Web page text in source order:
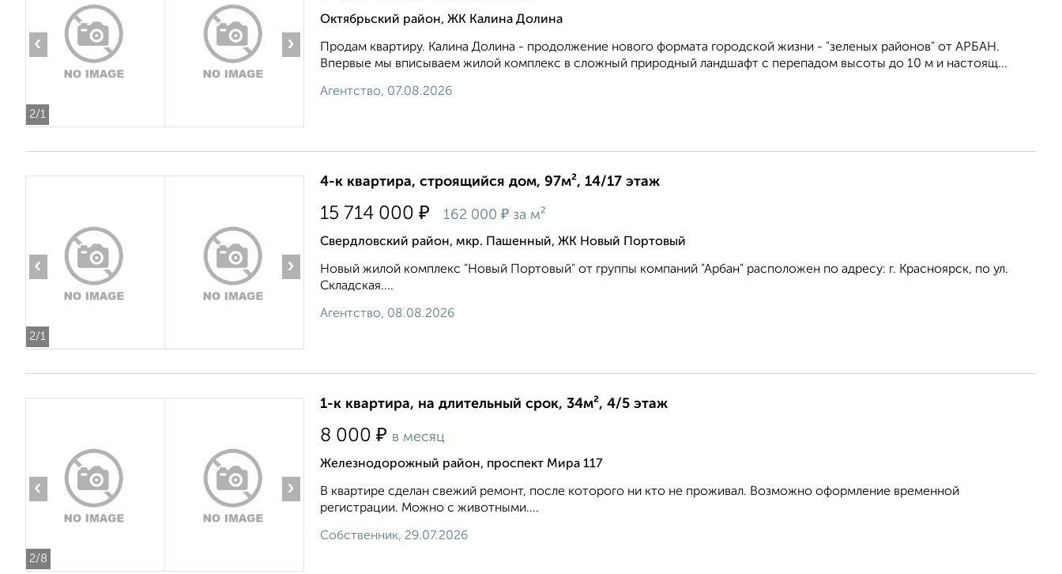
2/1
‹ ›
Октябрьский район, ЖК Калина Долина
Продам квартиру. Калина Долина - продолжение нового формата городской жизни - "зеленых районов" от АРБАН.
Впервые мы вписываем жилой комплекс в сложный природный ландшафт с перепадом высоты до 10 м и настоящ...
Агентство, 07.08.2026
2/1
‹ ›
4-к квартира, строящийся дом, 97м², 14/17 этаж
15 714 000 ₽ 162 000 ₽ за м²
Свердловский район, мкр. Пашенный, ЖК Новый Портовый
Новый жилой комплекс "Новый Портовый" от группы компаний "Арбан" расположен по адресу: г. Красноярск, по ул.
Складская....
Агентство, 08.08.2026
2/8
‹ ›
1-к квартира, на длительный срок, 34м², 4/5 этаж
8 000 ₽ в месяц
Железнодорожный район, проспект Мира 117
В квартире сделан свежий ремонт, после которого ни кто не проживал. Возможно оформление временной
регистрации. Можно с животными....
Собственник, 29.07.2026